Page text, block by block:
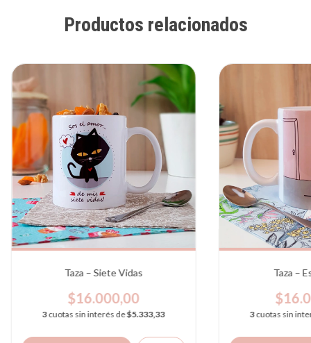
Productos relacionados
Taza – Siete Vidas
$16.000,00
3cuotas sin interés de$5.333,33
Taza –
3cuotas sin